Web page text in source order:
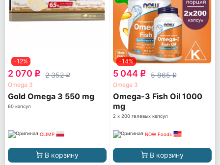
-12%
2 070 q 2 352q
Omega 3
Gold Omega 3 550 mg
60 капсул
OLIMP
В корзину
-14%
5 044 q 5 865q
Omega 3
Omega-3 Fish Oil 1000
mg
2 х 200 гелевых капсул
NOW Foods
В корзину